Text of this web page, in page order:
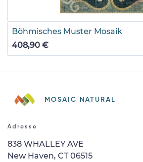
Böhmisches Muster Mosaik
408,90 €
MOSAIC NATURAL
Adresse
838 WHALLEY AVE
New Haven, CT 06515